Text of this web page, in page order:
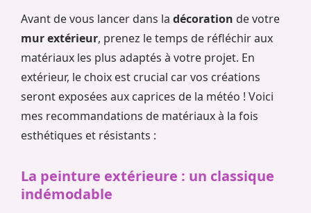
Avant de vous lancer dans la décoration de votre
mur extérieur, prenez le temps de réfléchir aux
matériaux les plus adaptés à votre projet. En
extérieur, le choix est crucial car vos créations
seront exposées aux caprices de la météo ! Voici
mes recommandations de matériaux à la fois
esthétiques et résistants :
La peinture extérieure : un classique
indémodable